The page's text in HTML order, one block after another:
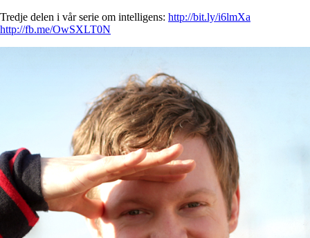
Tredje delen i vår serie om intelligens: http://bit.ly/i6lmXa
http://fb.me/OwSXLT0N